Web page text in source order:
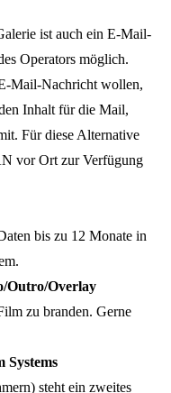
ist auch ein E-Mail-
Operators möglich.
Mail-Nachricht wollen,
Inhalt für die Mail,
Für diese Alternative
vor Ort zur Verfügung
bis zu 12 Monate in
Outro/Overlay
zu branden. Gerne
Systems
steht ein zweites